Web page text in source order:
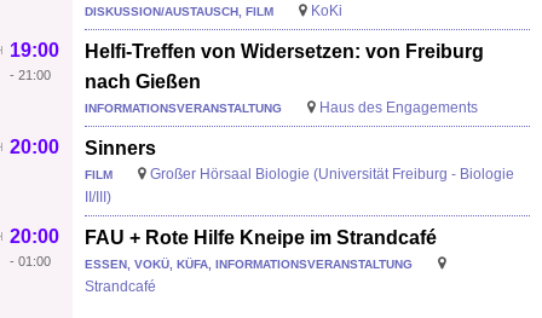
DISKUSSION/AUSTAUSCH, FILM KoKi
Helfi-Treffen von Widersetzen: von Freiburg
nach Gießen
19:00
- 21:00
INFORMATIONSVERANSTALTUNG Haus des Engagements
Sinners
20:00
FILM
Großer Hörsaal Biologie (Universität Freiburg - Biologie
II/III)
FAU + Rote Hilfe Kneipe im Strandcafé
20:00
- 01:00 ESSEN, VOKÜ, KÜFA, INFORMATIONSVERANSTALTUNG
Strandcafé